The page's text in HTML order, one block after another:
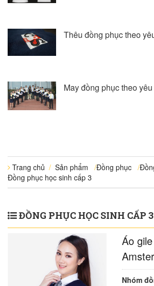
Thêu đồng phục theo
May đồng phục theo
Trang chủ / Sản phẩm /Đồng phục /
Đồng phục học sinh cấp 3
ĐỒNG PHỤC HỌC SINH CẤP 3
Áo
Nhóm